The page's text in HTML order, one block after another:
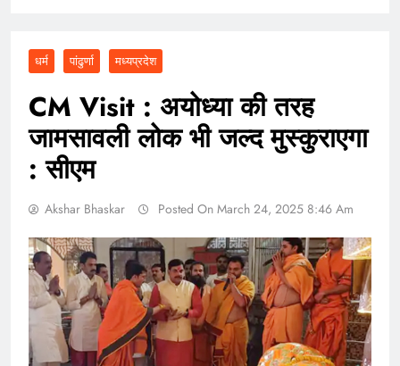
धर्म पांढुर्णा मध्यप्रदेश
CM Visit : अयोध्या की तरह
जामसावली लोक भी जल्द मुस्कुराएगा
: सीएम
Akshar Bhaskar Posted On March 24, 2025 8:46 Am